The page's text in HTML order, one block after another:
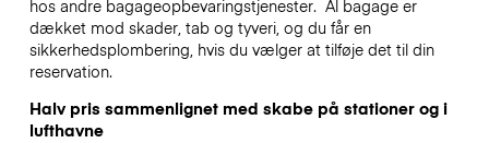
hos andre bagageopbevaringstjenester. Al bagage er
dækket mod skader, tab og tyveri, og du får en
sikkerhedsplombering, hvis du vælger at tilføje det til din
reservation.
Halv pris sammenlignet med skabe på stationer og i
lufthavne